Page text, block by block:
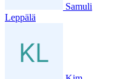
Samuli
Leppälä